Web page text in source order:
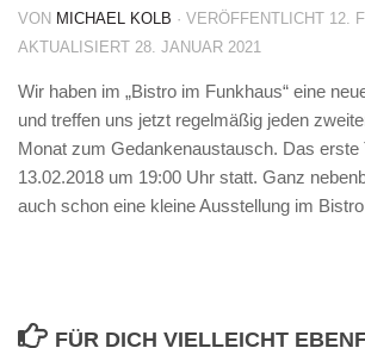
VON MICHAEL KOLB · VERÖFFENTLICHT 12.
AKTUALISIERT 28. JANUAR 2021
Wir haben im „Bistro im Funkhaus“ eine
und treffen uns jetzt regelmäßig jeden
Monat zum Gedankenaustausch. Das erste
13.02.2018 um 19:00 Uhr statt. Ganz
auch schon eine kleine Ausstellung im
FÜR DICH VIELLEICHT